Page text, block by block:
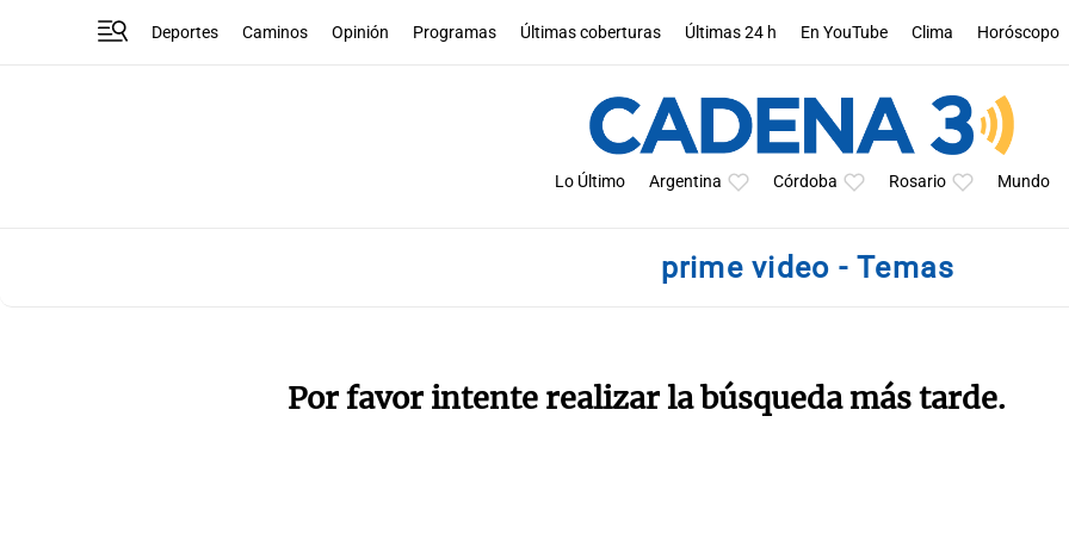
Deportes Caminos Opinión Programas Últimas coberturas Últimas 24 h En YouTube Clima Horóscopo
Lo Último Argentina Córdoba Rosario Mundo
prime video - Temas
Por favor intente realizar la búsqueda más tarde.